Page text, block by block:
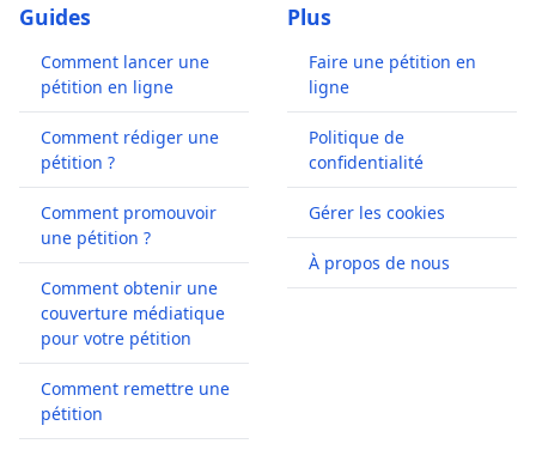
Guides
Comment lancer une
pétition en ligne
Comment rédiger une
pétition ?
Comment promouvoir
une pétition ?
Comment obtenir une
couverture médiatique
pour votre pétition
Comment remettre une
pétition
Plus
Faire une pétition en
ligne
Politique de
confidentialité
Gérer les cookies
À propos de nous